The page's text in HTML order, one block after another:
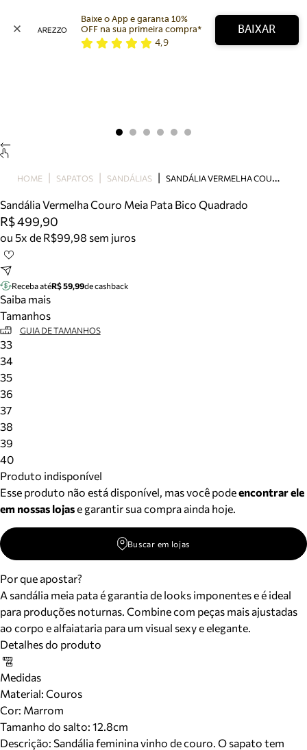
Bolsa
Tamanco
Tênis
Mule
Tire dúvidas sobre pedidos, devoluções e mais.
Meus pedidos
Acompanhe seus pedidos e solicite devoluções.
Baixe o App e garanta 10%
OFF na sua primeira compra*
4,9
BAIXAR
HOME SAPATOS SANDÁLIAS S
ANDÁLIA VERMELHA COURO MEIA PATA BICO QUADRADO
Sandália Vermelha Couro Meia Pata Bico Quadrado
R$ 499,90
ou 5x de R$99,98 sem juros
Receba atéR$ 59,99de cashback
Saiba mais
Tamanhos
GUIA DE TAMANHOS
33
34
35
36
37
38
39
40
Produto indisponível
Esse produto não está disponível, mas você podeencontrar ele
em nossas lojase garantir sua compra ainda hoje.
Buscar em lojas
Por que apostar?
A sandália meia pata é garantia de looks imponentes e é ideal
para produções noturnas. Combine com peças mais ajustadas
ao corpo e alfaiataria para um visual sexy e elegante.
Detalhes do produto
Medidas
Material: Couros
Cor: Marrom
Tamanho do salto: 12.8cm
Descrição: Sandália feminina vinho de couro. O sapato tem